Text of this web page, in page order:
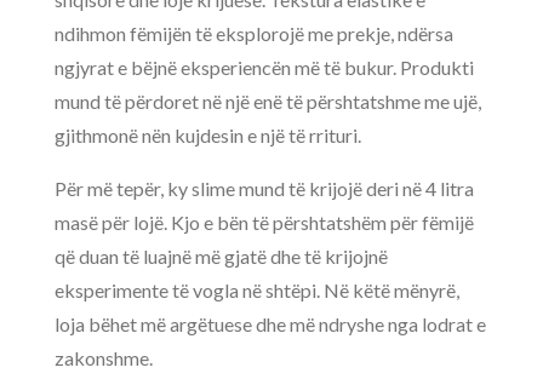
ndihmon fëmijën të eksplorojë me prekje, ndërsa
ngjyrat e bëjnë eksperiencën më të bukur. Produkti
mund të përdoret në një enë të përshtatshme me ujë,
gjithmonë nën kujdesin e një të rrituri.
Për më tepër, ky slime mund të krijojë deri në 4 litra
masë për lojë. Kjo e bën të përshtatshëm për fëmijë
që duan të luajnë më gjatë dhe të krijojnë
eksperimente të vogla në shtëpi. Në këtë mënyrë,
loja bëhet më argëtuese dhe më ndryshe nga lodrat e
zakonshme.